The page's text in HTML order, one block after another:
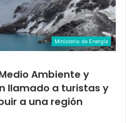
Ministerio de Energía
Ambiente y
llamado a turistas y
a una región